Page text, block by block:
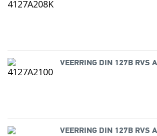
VEERRING DIN 127B RVS
VEERRING DIN 127B RVS